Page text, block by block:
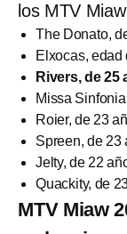
los MTV
The Donato,
Elxocas,
Rivers, de 25
Missa
Roier, de 23
Spreen, de 23
Jelty, de 22
Quackity, de
MTV Miaw